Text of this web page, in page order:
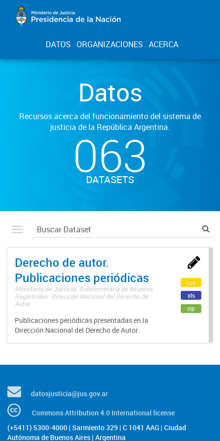
DATOS ORGANIZACIONES ACERCA
Datos
Recursos acerca del funcionamiento del sistema de
justicia de la República Argentina.
063
DATASETS
Derecho de autor.
Publicaciones periódicas
Ministerio de Justicia. Subsecretaría de Asuntos
Registrales. Dirección Nacional del Derecho de
Autor
Publicaciones periódicas presentadas en la
Dirección Nacional del Derecho de Autor.
csv
xls
zip
datosjusticia@jus.gov.ar
Commons Attribution 4.0 International license
(+5411) 5300-4000 | Sarmiento 329 | C 1041 AAG | Ciudad
Autónoma de Buenos Aires | Argentina